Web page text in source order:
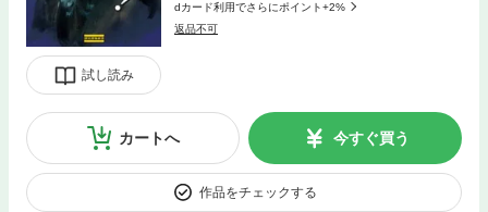
試し読み
dカード利用でさらにポイント+2%
返品不可
カートへ 今すぐ買う
作品をチェックする